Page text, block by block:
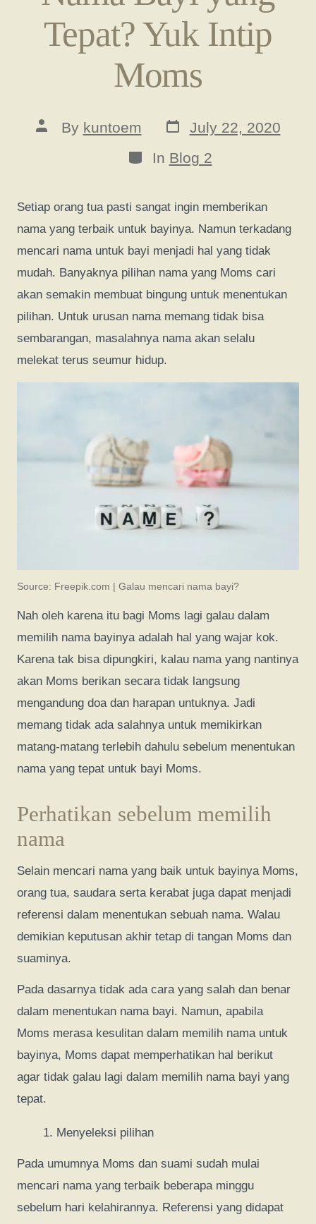
Tepat? Yuk Intip
Moms
Post
author
By kuntoem
Post
date
July 22, 2020
Categories
In Blog 2
Setiap orang tua pasti sangat ingin memberikan
nama yang terbaik untuk bayinya. Namun terkadang
mencari nama untuk bayi menjadi hal yang tidak
mudah. Banyaknya pilihan nama yang Moms cari
akan semakin membuat bingung untuk menentukan
pilihan. Untuk urusan nama memang tidak bisa
sembarangan, masalahnya nama akan selalu
melekat terus seumur hidup.
Source: Freepik.com | Galau mencari nama bayi?
Nah oleh karena itu bagi Moms lagi galau dalam
memilih nama bayinya adalah hal yang wajar kok.
Karena tak bisa dipungkiri, kalau nama yang nantinya
akan Moms berikan secara tidak langsung
mengandung doa dan harapan untuknya. Jadi
memang tidak ada salahnya untuk memikirkan
matang-matang terlebih dahulu sebelum menentukan
nama yang tepat untuk bayi Moms.
Perhatikan sebelum memilih
nama
Selain mencari nama yang baik untuk bayinya Moms,
orang tua, saudara serta kerabat juga dapat menjadi
referensi dalam menentukan sebuah nama. Walau
demikian keputusan akhir tetap di tangan Moms dan
suaminya.
Pada dasarnya tidak ada cara yang salah dan benar
dalam menentukan nama bayi. Namun, apabila
Moms merasa kesulitan dalam memilih nama untuk
bayinya, Moms dapat memperhatikan hal berikut
agar tidak galau lagi dalam memilih nama bayi yang
tepat.
Menyeleksi pilihan
Pada umumnya Moms dan suami sudah mulai
mencari nama yang terbaik beberapa minggu
sebelum hari kelahirannya. Referensi yang didapat